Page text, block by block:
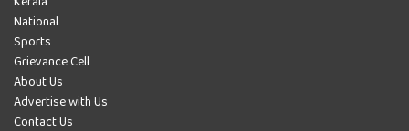
National
Sports
Grievance Cell
About Us
Advertise with Us
Contact Us